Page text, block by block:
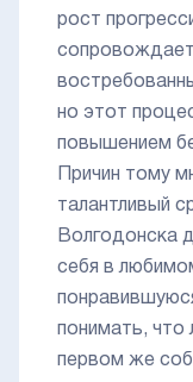
рост
но этот
повышением
Причин тому
талантливый
Волгодонска
себя в
понимать,
первом же